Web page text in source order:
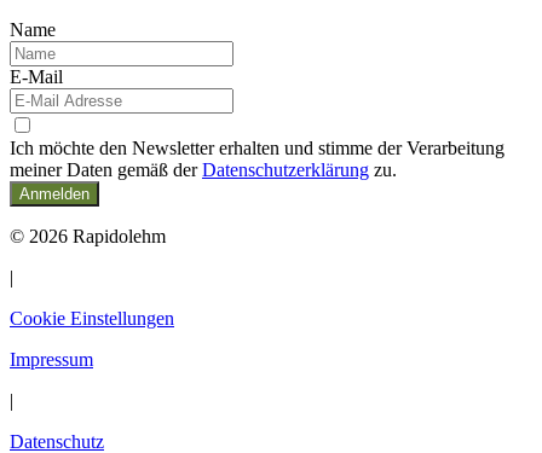
Name
E-Mail
Ich möchte den Newsletter erhalten und stimme der Verarbeitung
meiner Daten gemäß derDatenschutzerklärung zu.
Anmelden
© 2026 Rapidolehm
|
Cookie Einstellungen
Impressum
|
Datenschutz